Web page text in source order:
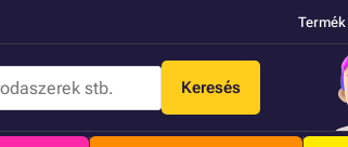
Keresés